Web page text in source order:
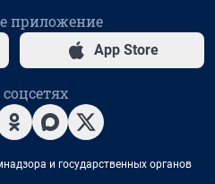
приложение
App Store
и государственных органов